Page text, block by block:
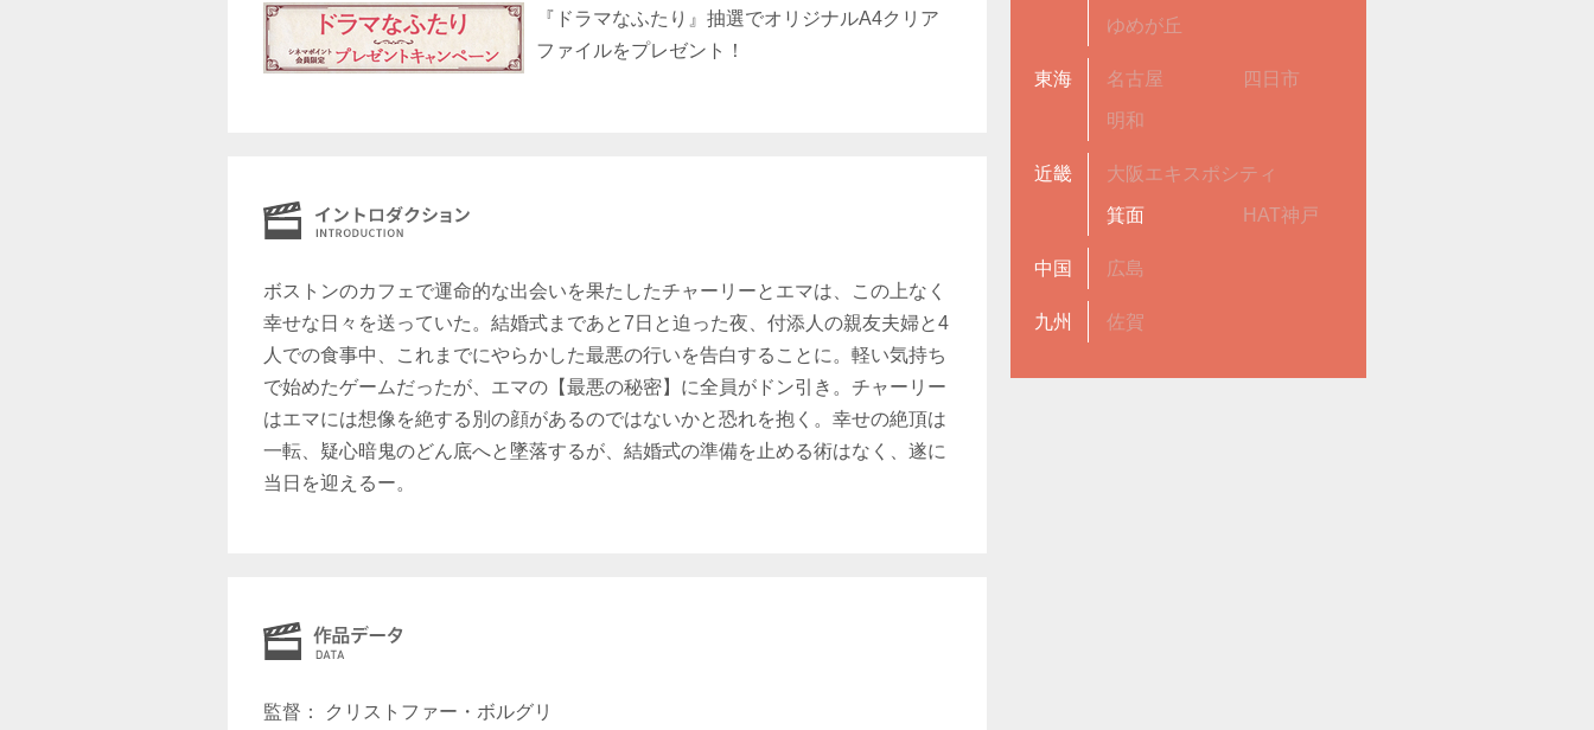
『ドラマなふたり』抽選でオリジナルA4クリア
ファイルをプレゼント！
ボストンのカフェで運命的な出会いを果たしたチャーリーとエマは、この上なく
幸せな日々を送っていた。結婚式まであと7日と迫った夜、付添人の親友夫婦と4
人での食事中、これまでにやらかした最悪の行いを告白することに。軽い気持ち
で始めたゲームだったが、エマの【最悪の秘密】に全員がドン引き。チャーリー
はエマには想像を絶する別の顔があるのではないかと恐れを抱く。幸せの絶頂は
一転、疑心暗鬼のどん底へと墜落するが、結婚式の準備を止める術はなく、遂に
当日を迎えるー。
監督： クリストファー・ボルグリ
ゆめが丘
東海 名古屋 四日市
明和
近畿 大阪エキスポシティ
箕面 HAT神戸
中国 広島
九州 佐賀